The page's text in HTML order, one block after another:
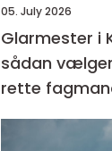
05. July 2026
Glarmester i
sådan
rette
glasopgaver